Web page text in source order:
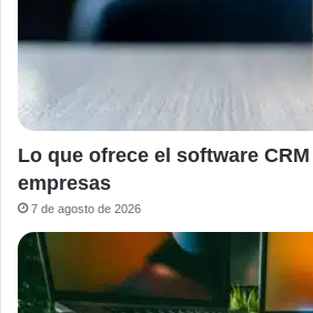
Lo que ofrece el software
empresas
7 de agosto de 2026